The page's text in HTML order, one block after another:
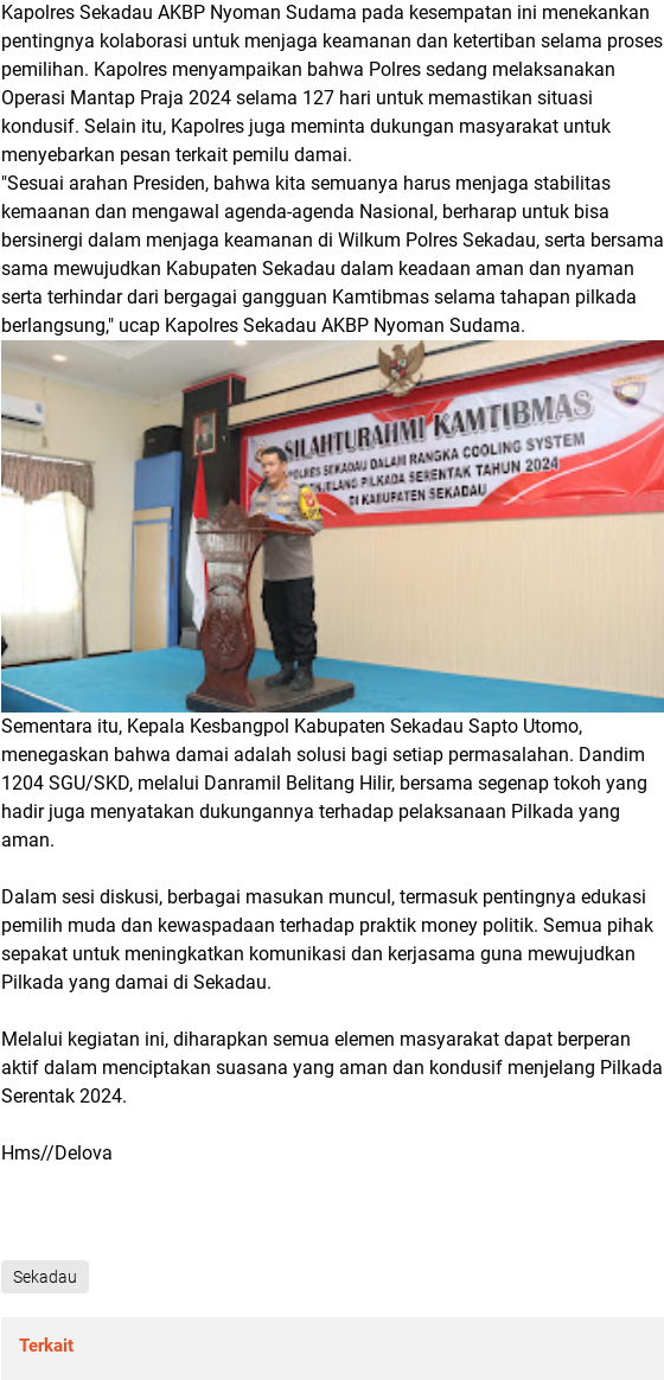
Kapolres Sekadau AKBP Nyoman Sudama pada kesempatan ini menekankan
pentingnya kolaborasi untuk menjaga keamanan dan ketertiban selama proses
pemilihan. Kapolres menyampaikan bahwa Polres sedang melaksanakan
Operasi Mantap Praja 2024 selama 127 hari untuk memastikan situasi
kondusif. Selain itu, Kapolres juga meminta dukungan masyarakat untuk
menyebarkan pesan terkait pemilu damai.
"Sesuai arahan Presiden, bahwa kita semuanya harus menjaga stabilitas
kemaanan dan mengawal agenda-agenda Nasional, berharap untuk bisa
bersinergi dalam menjaga keamanan di Wilkum Polres Sekadau, serta bersama
sama mewujudkan Kabupaten Sekadau dalam keadaan aman dan nyaman
serta terhindar dari bergagai gangguan Kamtibmas selama tahapan pilkada
berlangsung," ucap Kapolres Sekadau AKBP Nyoman Sudama.
Sementara itu, Kepala Kesbangpol Kabupaten Sekadau Sapto Utomo,
menegaskan bahwa damai adalah solusi bagi setiap permasalahan. Dandim
1204 SGU/SKD, melalui Danramil Belitang Hilir, bersama segenap tokoh yang
hadir juga menyatakan dukungannya terhadap pelaksanaan Pilkada yang
aman.
Dalam sesi diskusi, berbagai masukan muncul, termasuk pentingnya edukasi
pemilih muda dan kewaspadaan terhadap praktik money politik. Semua pihak
sepakat untuk meningkatkan komunikasi dan kerjasama guna mewujudkan
Pilkada yang damai di Sekadau.
Melalui kegiatan ini, diharapkan semua elemen masyarakat dapat berperan
aktif dalam menciptakan suasana yang aman dan kondusif menjelang Pilkada
Serentak 2024.
Hms//Delova
Sekadau
Terkait